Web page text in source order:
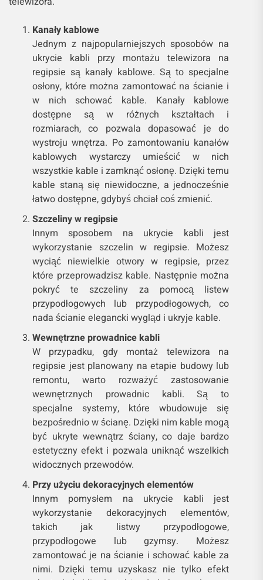
Kanały kablowe
Jednym z najpopularniejszych sposobów na
ukrycie kabli przy montażu telewizora na
regipsie są kanały kablowe. Są to specjalne
osłony, które można zamontować na ścianie i
w nich schować kable. Kanały kablowe
dostępne są w różnych kształtach i
rozmiarach, co pozwala dopasować je do
wystroju wnętrza. Po zamontowaniu kanałów
kablowych wystarczy umieścić w nich
wszystkie kable i zamknąć osłonę. Dzięki temu
kable staną się niewidoczne, a jednocześnie
łatwo dostępne, gdybyś chciał coś zmienić.
Szczeliny w regipsie
Innym sposobem na ukrycie kabli jest
wykorzystanie szczelin w regipsie. Możesz
wyciąć niewielkie otwory w regipsie, przez
które przeprowadzisz kable. Następnie można
pokryć te szczeliny za pomocą listew
przypodłogowych lub przypodłogowych, co
nada ścianie elegancki wygląd i ukryje kable.
Wewnętrzne prowadnice kabli
W przypadku, gdy montaż telewizora na
regipsie jest planowany na etapie budowy lub
remontu, warto rozważyć zastosowanie
wewnętrznych prowadnic kabli. Są to
specjalne systemy, które wbudowuje się
bezpośrednio w ścianę. Dzięki nim kable mogą
być ukryte wewnątrz ściany, co daje bardzo
estetyczny efekt i pozwala uniknąć wszelkich
widocznych przewodów.
Przy użyciu dekoracyjnych elementów
Innym pomysłem na ukrycie kabli jest
wykorzystanie dekoracyjnych elementów,
takich jak listwy przypodłogowe,
przypodłogowe lub gzymsy. Możesz
zamontować je na ścianie i schować kable za
nimi. Dzięki temu uzyskasz nie tylko efekt